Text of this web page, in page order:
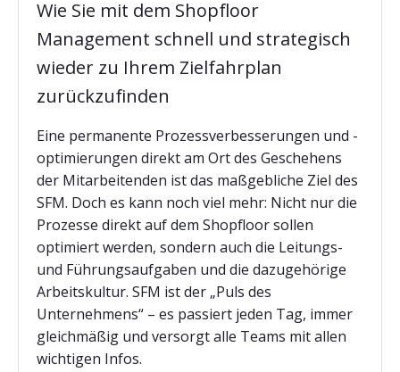
Wie Sie mit dem Shopfloor
Management schnell und strategisch
wieder zu Ihrem Zielfahrplan
zurückzufinden
Eine permanente Prozessverbesserungen und -
optimierungen direkt am Ort des Geschehens
der Mitarbeitenden ist das maßgebliche Ziel des
SFM. Doch es kann noch viel mehr: Nicht nur die
Prozesse direkt auf dem Shopfloor sollen
optimiert werden, sondern auch die Leitungs-
und Führungsaufgaben und die dazugehörige
Arbeitskultur. SFM ist der „Puls des
Unternehmens“ – es passiert jeden Tag, immer
gleichmäßig und versorgt alle Teams mit allen
wichtigen Infos.